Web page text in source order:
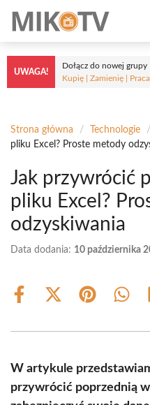
treści
UWAGA!
Dołącz do nowej grupy
Kupię | Zamienię | Praca
Strona główna / Technologie /
pliku Excel? Proste metody
Jak przywrócić
pliku Excel?
odzyskiwania
Data dodania: 10 października
Share
Share
(Twitter)
Share Share
W artykule
przywrócić poprzednią